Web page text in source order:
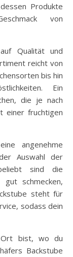
Produkte
von
Qualität und
reicht von
bis hin
Ein
die je nach
einer fruchtigen
angenehme
Auswahl der
sind die
schmecken,
steht für
sodass dein
Ort bist, wo du
Backstube